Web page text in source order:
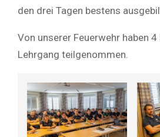
den drei Tagen bestens
Von unserer Feuerwehr haben
Lehrgang teilgenommen.